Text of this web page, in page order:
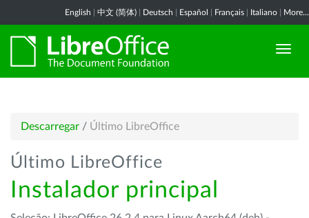
English 中文 (简体) Deutsch Español Français Italiano More...
Descarregar / Último LibreOffice
Último LibreOffice
Instalador principal